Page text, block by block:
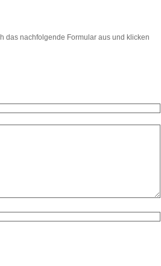
das nachfolgende Formular aus und klicken